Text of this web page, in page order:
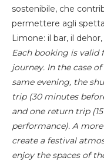
sostenibile, che
permettere agli
Limone: il bar, il
Each booking is
journey. In the case
same evening, the
trip (30 minutes
and one return trip
performance). A
create a festival
enjoy the spaces of